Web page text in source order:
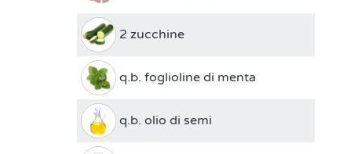
2 zucchine
q.b. foglioline di menta
q.b. olio di semi